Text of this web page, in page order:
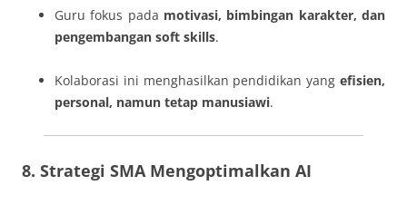
Guru fokus pada motivasi, bimbingan karakter, dan
pengembangan soft skills.
Kolaborasi ini menghasilkan pendidikan yang efisien,
personal, namun tetap manusiawi.
8. Strategi SMA Mengoptimalkan AI